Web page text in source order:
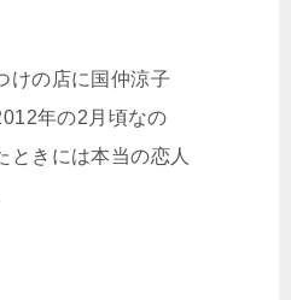
けの店に国仲涼子
年の2月頃なの
ときには本当の恋人